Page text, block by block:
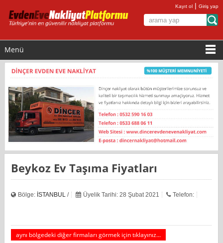
Kayıt ol |Giriş yap
Menü
Beykoz Ev Taşıma Fiyatları
Bölge: İSTANBUL / Üyelik Tarihi: 28 Şubat 2021 Telefon:
aynı bölgedeki diğer firmaları görmek için tıklayınız...